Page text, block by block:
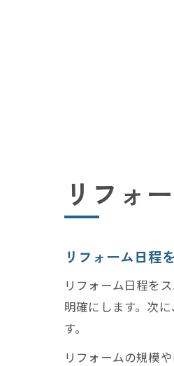
リフォ
リフォーム日程
リフォーム日程を
明確にします。次
す。
リフォームの規模